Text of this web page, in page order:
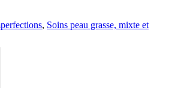
, Soins peau grasse, mixte et